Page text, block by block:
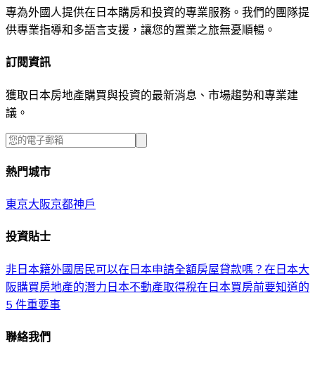
專為外國人提供在日本購房和投資的專業服務。我們的團隊提
供專業指導和多語言支援，讓您的置業之旅無憂順暢。
訂閱資訊
獲取日本房地產購買與投資的最新消息、市場趨勢和專業建
議。
熱門城市
東京大阪京都神戶
投資貼士
非日本籍外國居民可以在日本申請全額房屋貸款嗎？在日本大
阪購買房地產的潛力日本不動產取得稅在日本買房前要知道的
5 件重要事
聯絡我們